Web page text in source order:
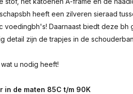
heeft een zilveren sieraad
voedingbh's! Daarnaast biedt deze
detail zijn de trapjes in de
u nodig heeft!
in de maten 85C t/m 90K